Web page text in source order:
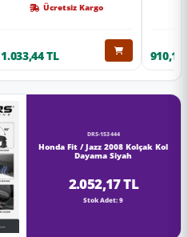
Ücretsiz Kargo
1.033,44 TL 910,16
DRS-153444
Honda Fit / Jazz 2008 Kolçak Kol
Dayama Siyah
2.052,17 TL
Stok Adet: 9